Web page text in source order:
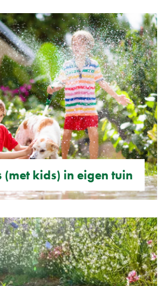
kids) in eigen tuin